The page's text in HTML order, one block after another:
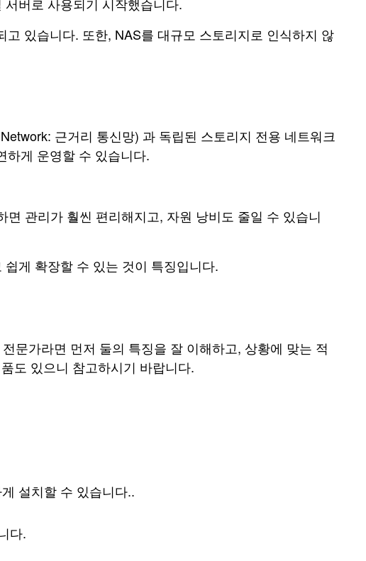
있습니다. 또한, NAS를 대규모 스토리지로 인식하지 않
근거리 통신망) 과 독립된 스토리지 전용 네트워크
하게 운영할 수 있습니다.
관리가 훨씬 편리해지고, 자원 낭비도 줄일 수 있습니
게 확장할 수 있는 것이 특징입니다.
문가라면 먼저 둘의 특징을 잘 이해하고, 상황에 맞는 적
도 있으니 참고하시기 바랍니다.
설치할 수 있습니다..
다.